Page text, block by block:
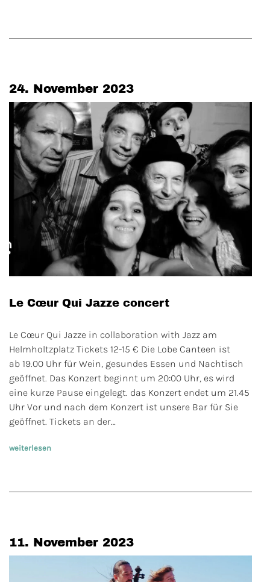
24. November 2023
Le Cœur Qui Jazze concert
Le Cœur Qui Jazze in collaboration with Jazz am
Helmholtzplatz Tickets 12-15 € Die Lobe Canteen ist
ab 19.00 Uhr für Wein, gesundes Essen und Nachtisch
geöffnet. Das Konzert beginnt um 20:00 Uhr, es wird
eine kurze Pause eingelegt. das Konzert endet um 21.45
Uhr Vor und nach dem Konzert ist unsere Bar für Sie
geöffnet. Tickets an der…
weiterlesen
11. November 2023